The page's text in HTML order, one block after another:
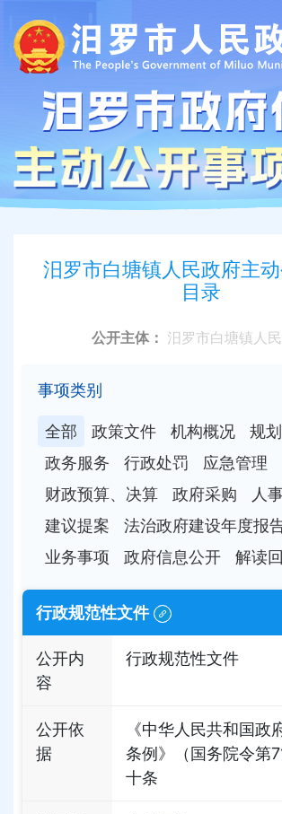
汨罗市白塘镇人民政府主
目录
公开主体： 汨罗市白塘镇人
事项类别
全部 政策文件 机构概况
规
政务服务
行政处罚
应急管理
财政预算、决算
政府采购
人
建议提案
法治政府建设年度报
业务事项
政府信息公开 解读
行政规范性文件
公开内
容
行政规范性文件
公开依
据
《中华人民共和国政
条例》（国务院令第
十条